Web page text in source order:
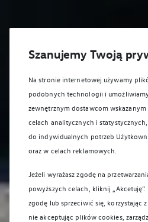
Szanujemy Twoją
Na stronie internetowej używamy
podobnych technologii i
zewnętrznym dostawcom
celach analitycznych i
do indywidualnych potrzeb
oraz w celach reklamowych.
Jeżeli wyrażasz zgodę na
powyższych celach, kliknij
zgodę lub sprzeciwić się, korzystając
nie akceptując plików cookies,